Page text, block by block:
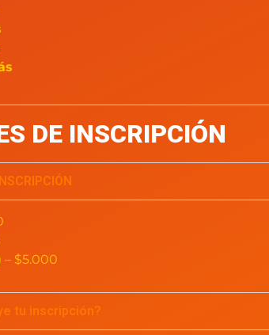
DE INSCRIPCIÓN
– $5.000
tu inscripción?